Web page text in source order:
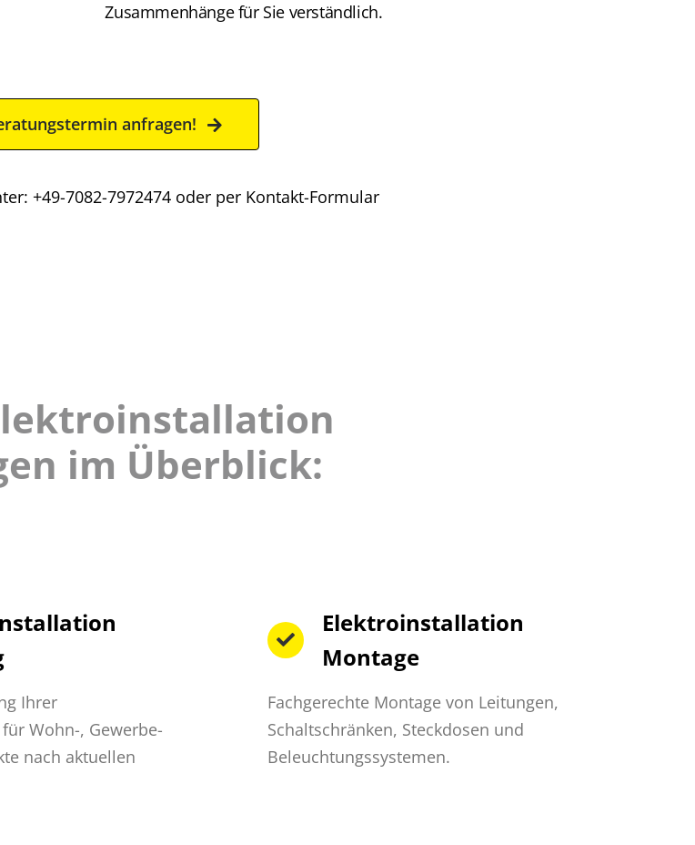
Zusammenhänge für Sie verständlich.
anfragen!
+49-7082-7972474 oder per Kontakt-Formular
im Überblick:
Ihrer
Wohn-, Gewerbe-
nach aktuellen
Elektroinstallation
Montage
Fachgerechte Montage von Leitungen,
Schaltschränken, Steckdosen und
Beleuchtungssystemen.